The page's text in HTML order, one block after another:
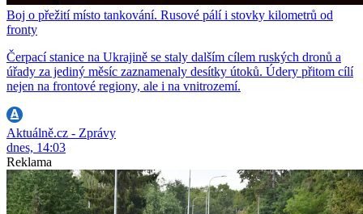
Boj o přežití místo tankování. Rusové pálí i stovky kilometrů od
fronty
Čerpací stanice na Ukrajině se staly dalším cílem ruských dronů a
úřady za jediný měsíc zaznamenaly desítky útoků. Údery přitom cílí
nejen na frontové regiony, ale i na vnitrozemí.
Aktuálně.cz - Zprávy
dnes, 14:03
Reklama